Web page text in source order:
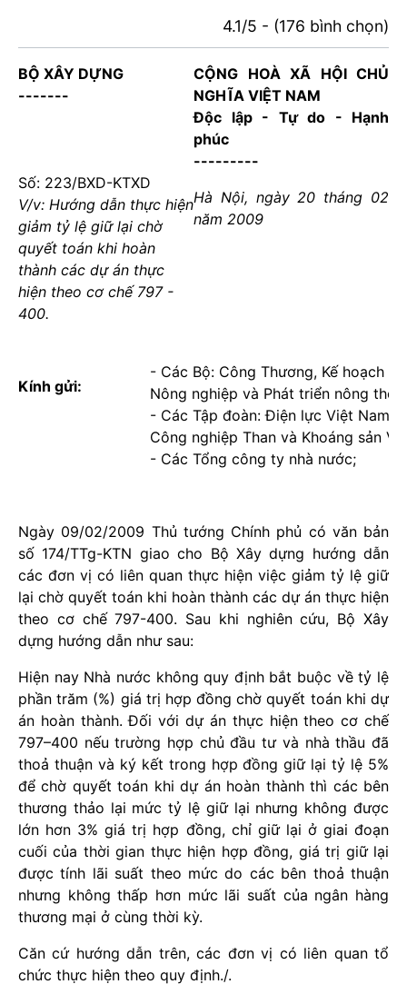
4.1/5 - (176 bình chọn)
BỘ XÂY DỰNG
-------
CỘNG HOÀ XÃ HỘI CHỦ
NGHĨA VIỆT NAM
Độc lập - Tự do - Hạnh
phúc
---------
Số: 223/BXD-KTXD
V/v: Hướng dẫn thực hiện
giảm tỷ lệ giữ lại chờ
quyết toán khi hoàn
thành các dự án thực
hiện theo cơ chế 797 -
400.
Hà Nội, ngày 20 tháng 02
năm 2009
Kính gửi:
- Các Bộ: Công Thương, Kế hoạch
Nông nghiệp và Phát triển nông thôn;
- Các Tập đoàn: Điện lực Việt Nam,
Công nghiệp Than và Khoáng sản
- Các Tổng công ty nhà nước;
Ngày 09/02/2009 Thủ tướng Chính phủ có văn bản
số 174/TTg-KTN giao cho Bộ Xây dựng hướng dẫn
các đơn vị có liên quan thực hiện việc giảm tỷ lệ giữ
lại chờ quyết toán khi hoàn thành các dự án thực hiện
theo cơ chế 797-400. Sau khi nghiên cứu, Bộ Xây
dựng hướng dẫn như sau:
Hiện nay Nhà nước không quy định bắt buộc về tỷ lệ
phần trăm (%) giá trị hợp đồng chờ quyết toán khi dự
án hoàn thành. Đối với dự án thực hiện theo cơ chế
797–400 nếu trường hợp chủ đầu tư và nhà thầu đã
thoả thuận và ký kết trong hợp đồng giữ lại tỷ lệ 5%
để chờ quyết toán khi dự án hoàn thành thì các bên
thương thảo lại mức tỷ lệ giữ lại nhưng không được
lớn hơn 3% giá trị hợp đồng, chỉ giữ lại ở giai đoạn
cuối của thời gian thực hiện hợp đồng, giá trị giữ lại
được tính lãi suất theo mức do các bên thoả thuận
nhưng không thấp hơn mức lãi suất của ngân hàng
thương mại ở cùng thời kỳ.
Căn cứ hướng dẫn trên, các đơn vị có liên quan tổ
chức thực hiện theo quy định./.